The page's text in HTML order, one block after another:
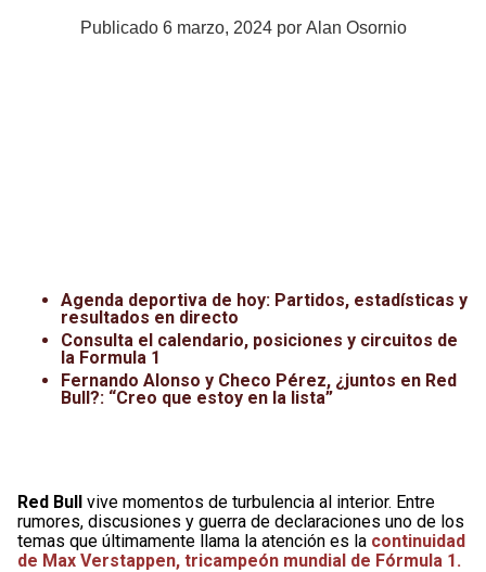
Publicado 6 marzo, 2024por Alan Osornio
Agenda deportiva de hoy: Partidos, estadísticas y
resultados en directo
Consulta el calendario, posiciones y circuitos de
la Formula 1
Fernando Alonso y Checo Pérez, ¿juntos en Red
Bull?: “Creo que estoy en la lista”
Red Bull vive momentos de turbulencia al interior. Entre
rumores, discusiones y guerra de declaraciones uno de los
temas que últimamente llama la atención es la continuidad
de Max Verstappen, tricampeón mundial de Fórmula 1.